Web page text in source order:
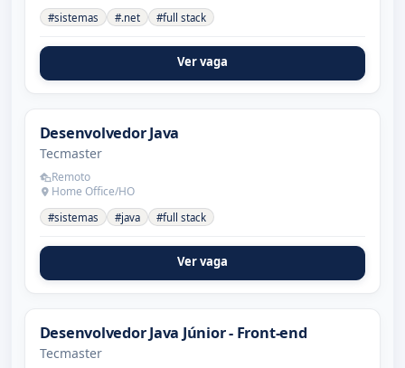
#sistemas #.net #full stack
Ver vaga
Desenvolvedor Java
Tecmaster
Remoto
Home Office/HO
#sistemas #java #full stack
Ver vaga
Desenvolvedor Java Júnior - Front-end
Tecmaster